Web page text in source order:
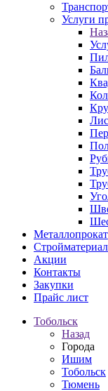
Услуги
Металлопрокат
Акции
Контакты
Закупки
Прайс лист
Тобольск
Назад
Города
Ишим
Тобольск
Тюмень